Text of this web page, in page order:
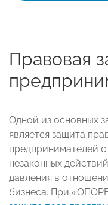
Правовая
Одной из основных
является защита
предпринимателей
незаконных
давления в
бизнеса. При